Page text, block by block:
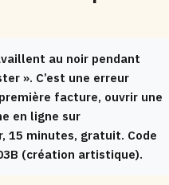
au noir pendant
». C’est une erreur
facture, ouvrir une
en ligne sur
15 minutes, gratuit. Code
(création artistique).